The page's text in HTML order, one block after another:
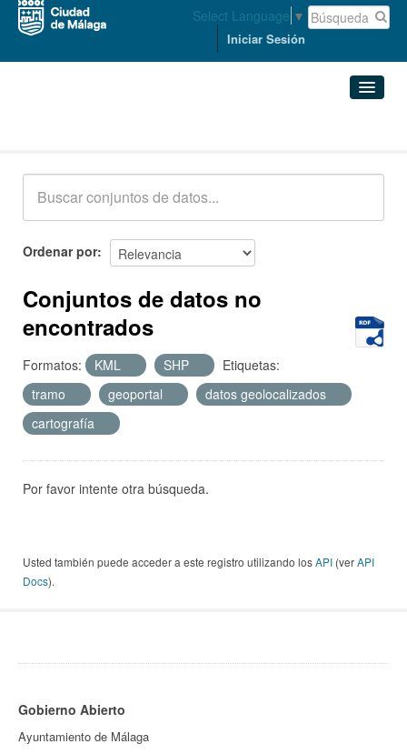
Select Language ▼
Iniciar Sesión
Acerca de
Ordenar por
Conjuntos de datos no
encontrados
Formatos: KML SHP
Etiquetas:
tramo
geoportal
datos geolocalizados
cartografía
Por favor intente otra búsqueda.
Usted también puede acceder a este registro utilizando losAPI (verAPI
Docs).
Gobierno Abierto
Ayuntamiento de Málaga